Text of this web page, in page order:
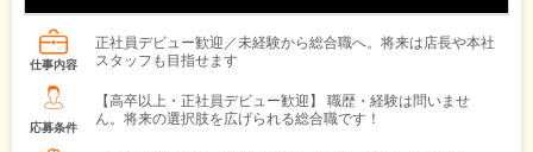
仕事内容
正社員デビュー歓迎／未経験から総合職へ。将来は店長や本社
スタッフも目指せます
応募条件
【高卒以上・正社員デビュー歓迎】 職歴・経験は問いませ
ん。将来の選択肢を広げられる総合職です！